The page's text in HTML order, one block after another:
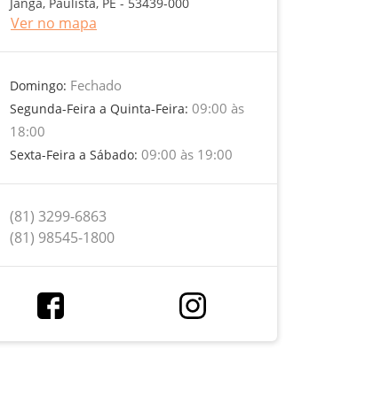
Ver no mapa
Domingo: Fechado
Segunda-Feira a Quinta-Feira: 09:00 às
18:00
Sexta-Feira a Sábado: 09:00 às 19:00
(81) 3299-6863
(81) 98545-1800